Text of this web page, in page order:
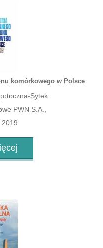
komórkowego w Polsce
Sytek
PWN S.A.,
2019